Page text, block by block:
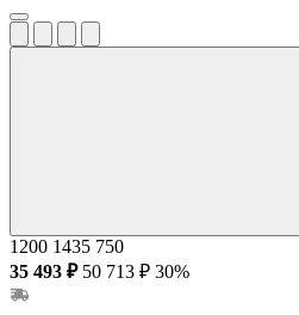
1200 1435 750
35 493 ₽ 50 713 ₽ 30%